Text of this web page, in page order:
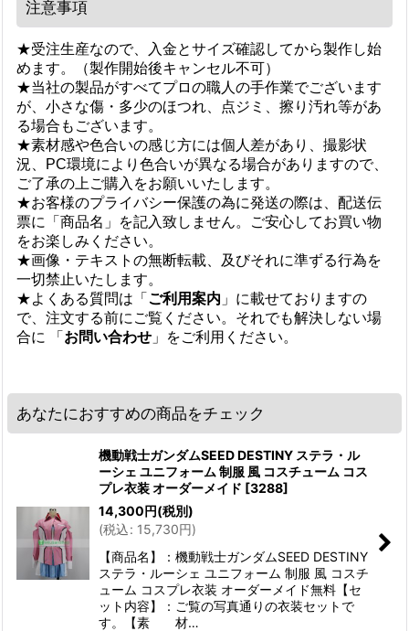
注意事項
★受注生産なので、入金とサイズ確認してから製作し始
めます。（製作開始後キャンセル不可）
★当社の製品がすべてプロの職人の手作業でございます
が、小さな傷・多少のほつれ、点ジミ、擦り汚れ等があ
る場合もございます。
★素材感や色合いの感じ方には個人差があり、撮影状
況、PC環境により色合いが異なる場合がありますので、
ご了承の上ご購入をお願いいたします。
★お客様のプライバシー保護の為に発送の際は、配送伝
票に「商品名」を記入致しません。ご安心してお買い物
をお楽しみください。
★画像・テキストの無断転載、及びそれに準ずる行為を
一切禁止いたします。
★よくある質問は「 ご利用案内 」に載せておりますの
で、注文する前にご覧ください。それでも解決しない場
合に 「 お問い合わせ 」をご利用ください。
あなたにおすすめの商品をチェック
機動戦士ガンダムSEED DESTINY ステラ・ル
ーシェ ユニフォーム 制服 風 コスチューム コス
プレ衣装 オーダーメイド [3288]
14,300円(税別)
(税込: 15,730円)
【商品名】：機動戦士ガンダムSEED DESTINY
ステラ・ルーシェ ユニフォーム 制服 風 コスチ
ューム コスプレ衣装 オーダーメイド無料【セ
ット内容】：ご覧の写真通りの衣装セットで
す。【素 材…